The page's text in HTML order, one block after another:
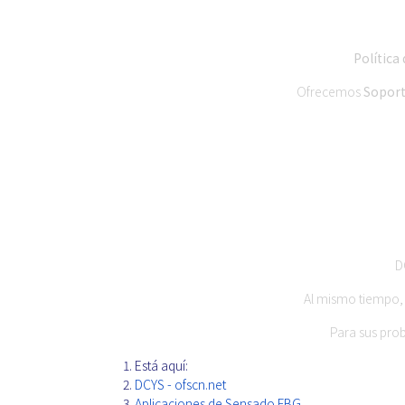
Política
Ofrecemos
Al mismo
Para sus
Está aquí:
DCYS - ofscn.net